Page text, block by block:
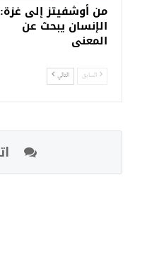
من أوشفيتز إلى غزة:
الإنسان يبحث عن
المعنى
السابق التالي